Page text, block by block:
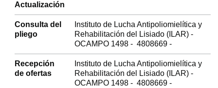
Actualización
Consulta del
pliego
Instituto de Lucha Antipoliomielítica y
Rehabilitación del Lisiado (ILAR) -
OCAMPO 1498 - 4808669 -
Recepción
de ofertas
Instituto de Lucha Antipoliomielítica y
Rehabilitación del Lisiado (ILAR) -
OCAMPO 1498 - 4808669 -